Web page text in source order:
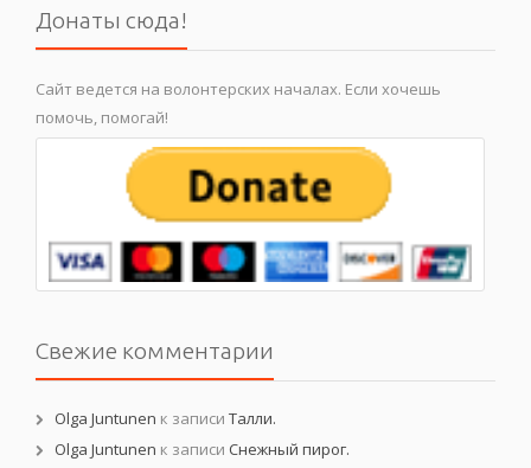
Донаты сюда!
Сайт ведется на волонтерских началах. Если хочешь
помочь, помогай!
Свежие комментарии
Olga Juntunen к записи Талли.
Olga Juntunen к записи Снежный пирог.